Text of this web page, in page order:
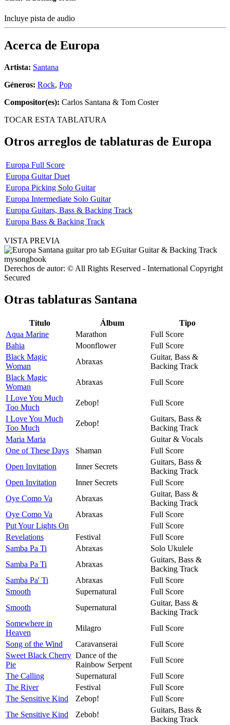
Incluye pista de audio
Acerca de Europa
Artista: Santana
Géneros: Rock, Pop
Compositor(es): Carlos Santana & Tom Coster
TOCAR ESTA TABLATURA
Otros arreglos de tablaturas de Europa
Europa Full Score
Europa Guitar Duet
Europa Picking Solo Guitar
Europa Intermediate Solo Guitar
Europa Guitars, Bass & Backing Track
Europa Bass & Backing Track
VISTA PREVIA
Derechos de autor: © All Rights Reserved - International Copyright
Secured
Otras tablaturas Santana
Título Álbum
Tipo
Aqua Marine
Marathon
Full Score
Bahia
Moonflower
Full Score
Black Magic
Woman
Abraxas
Guitar, Bass &
Backing Track
Black Magic
Woman
Abraxas
Full Score
I Love You Much
Too Much
Zebop!
Full Score
I Love You Much
Too Much
Zebop!
Guitars, Bass &
Backing Track
Maria Maria
Guitar & Vocals
One of These Days
Shaman
Full Score
Open Invitation
Inner Secrets
Guitars, Bass &
Backing Track
Open Invitation
Inner Secrets
Full Score
Oye Como Va
Abraxas
Guitar, Bass &
Backing Track
Oye Como Va
Abraxas
Full Score
Put Your Lights On
Full Score
Revelations
Festival
Full Score
Samba Pa Ti
Abraxas
Solo Ukulele
Samba Pa Ti
Abraxas
Guitars, Bass &
Backing Track
Samba Pa' Ti
Abraxas
Full Score
Smooth
Supernatural
Full Score
Smooth
Supernatural
Guitar, Bass &
Backing Track
Somewhere in
Heaven
Milagro
Full Score
Song of the Wind
Caravanserai
Full Score
Sweet Black Cherry
Pie
Dance of the
Rainbow Serpent
Full Score
The Calling
Supernatural
Full Score
The River
Festival
Full Score
The Sensitive Kind
Zebop!
Full Score
The Sensitive Kind
Zebob!
Guitars, Bass &
Backing Track